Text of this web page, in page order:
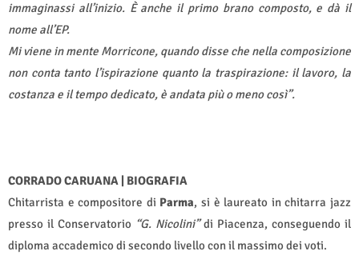
immaginassi all’inizio. È anche il primo brano composto, e dà il
nome all’EP.
Mi viene in mente Morricone, quando disse che nella composizione
non conta tanto l’ispirazione quanto la traspirazione: il lavoro, la
costanza e il tempo dedicato, è andata più o meno così”.
CORRADO CARUANA | BIOGRAFIA
Chitarrista e compositore di Parma, si è laureato in chitarra jazz
presso il Conservatorio “G. Nicolini”di Piacenza, conseguendo il
diploma accademico di secondo livello con il massimo dei voti.